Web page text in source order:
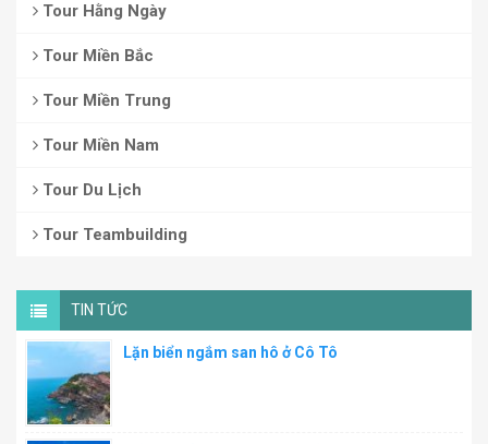
Tour Hằng Ngày
Tour Miền Bắc
Tour Miền Trung
Tour Miền Nam
Tour Du Lịch
Tour Teambuilding
TIN TỨC
Lặn biển ngắm san hô ở Cô Tô